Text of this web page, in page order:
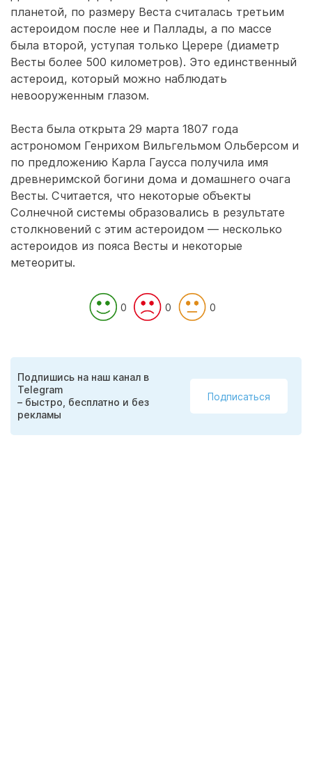
планетой, по размеру Веста считалась третьим
астероидом после нее и Паллады, а по массе
была второй, уступая только Церере (диаметр
Весты более 500 километров). Это единственный
астероид, который можно наблюдать
невооруженным глазом.
Веста была открыта 29 марта 1807 года
астрономом Генрихом Вильгельмом Ольберсом и
по предложению Карла Гаусса получила имя
древнеримской богини дома и домашнего очага
Весты. Считается, что некоторые объекты
Солнечной системы образовались в результате
столкновений с этим астероидом — несколько
астероидов из пояса Весты и некоторые
метеориты.
0 0 0
Подпишись на наш канал в
Telegram
– быстро, бесплатно и без
рекламы
Подписаться